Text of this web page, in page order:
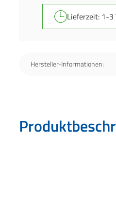
Lieferzeit: 1-3
Hersteller-Informationen: